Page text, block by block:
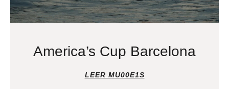
America’s Cup Barcelona
LEER MU00E1S